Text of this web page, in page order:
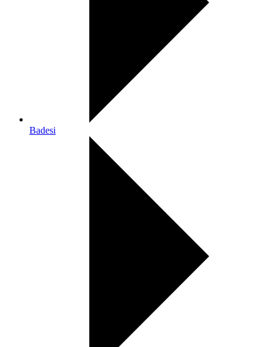
Badesi